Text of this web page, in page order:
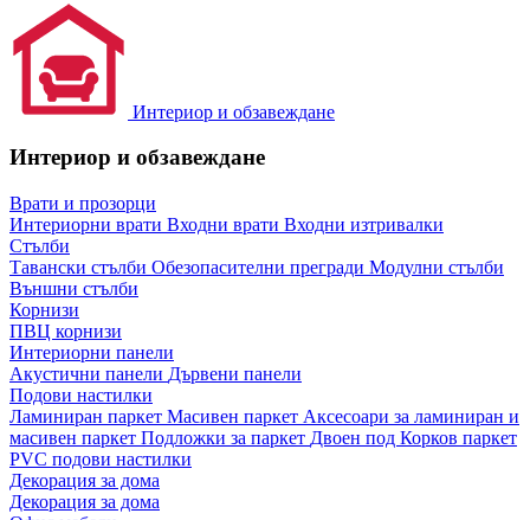
Интериор и обзавеждане
Интериор и обзавеждане
Врати и прозорци
Интериорни врати Входни врати Входни изтривалки
Стълби
Тавански стълби Обезопасителни прегради Модулни стълби
Външни стълби
Корнизи
ПВЦ корнизи
Интериорни панели
Акустични панели Дървени панели
Подови настилки
Ламиниран паркет Масивен паркет Аксесоари за ламиниран и
масивен паркет Подложки за паркет Двоен под Корков паркет
PVC подови настилки
Декорация за дома
Декорация за дома